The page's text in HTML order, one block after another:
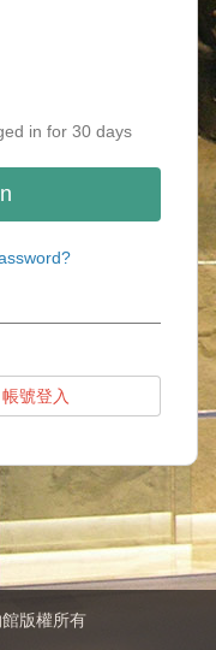
in for 30 days
號登入
版權所有